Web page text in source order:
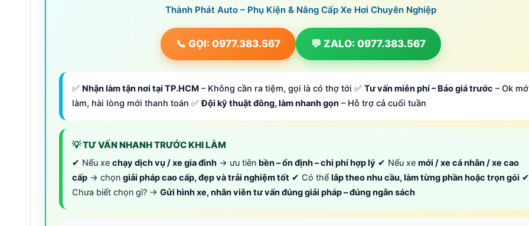
Thành Phát Auto – Phụ Kiện & Nâng Cấp Xe Hơi Chuyên Nghiệp
📞 GỌI: 0977.383.567 💬 ZALO: 0977.383.567
✅ Nhận làm tận nơi tại TP.HCM – Không cần ra tiệm, gọi là có thợ tới ✅ Tư vấn miễn phí – Báo giá trước – Ok
làm, hài lòng mới thanh toán ✅Đội kỹ thuật đông, làm nhanh gọn – Hỗ trợ cả cuối tuần
💡 TƯ VẤN NHANH TRƯỚC KHI LÀM
✔ Nếu xe chạy dịch vụ / xe gia đình → ưu tiên bền – ổn định – chi phí hợp lý ✔ Nếu xe mới / xe cá nhân / xe cao
cấp → chọn giải pháp cao cấp, đẹp và trải nghiệm tốt ✔ Có thể lắp theo nhu cầu, làm từng phần hoặc trọn gói ✔
Chưa biết chọn gì? → Gửi hình xe, nhân viên tư vấn đúng giải pháp – đúng ngân sách